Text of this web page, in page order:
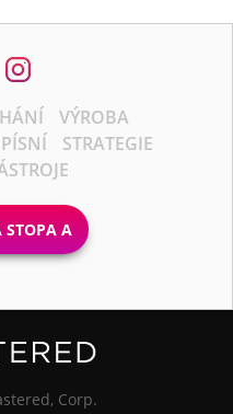
VÝROBA
STRATEGIE
STOPA A
Corp.